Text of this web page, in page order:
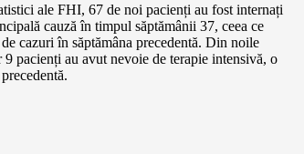
ale FHI, 67 de noi pacienți au fost internați
cauză în timpul săptămânii 37, ceea ce
cazuri în săptămâna precedentă. Din noile
pacienți au avut nevoie de terapie intensivă, o